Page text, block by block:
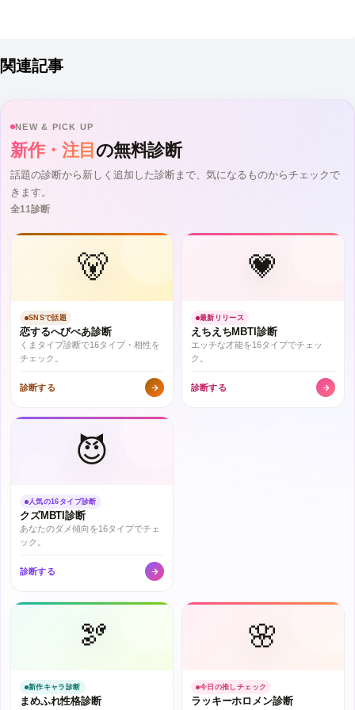
関連記事
NEW & PICK UP
新作・注目 の無料診断
話題の診断から新しく追加した診断まで、気になるものからチェックで
きます。
全11診断
🐻
SNSで話題
恋するへびべあ診断
くまタイプ診断で16タイプ・相性を
チェック。
診断する
💗
最新リリース
えちえちMBTI診断
エッチな才能を16タイプでチェッ
ク。
診断する
😈
人気の16タイプ診断
クズMBTI診断
あなたのダメ傾向を16タイプでチェ
ック。
診断する
🫘
新作キャラ診断
まめふれ性格診断
🌸
今日の推しチェック
ラッキーホロメン診断